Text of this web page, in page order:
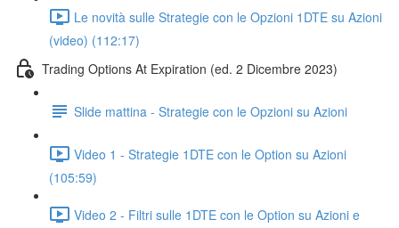
Le novità sulle Strategie con le Opzioni 1DTE su Azioni
(video) (112:17)
Trading Options At Expiration (ed. 2 Dicembre 2023)
Slide mattina - Strategie con le Opzioni su Azioni
Video 1 - Strategie 1DTE con le Option su Azioni
(105:59)
Video 2 - Filtri sulle 1DTE con le Option su Azioni e